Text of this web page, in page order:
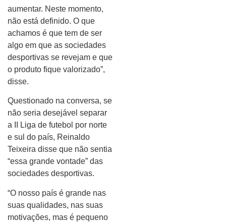
aumentar. Neste momento,
não está definido. O que
achamos é que tem de ser
algo em que as sociedades
desportivas se revejam e que
o produto fique valorizado”,
disse.
Questionado na conversa, se
não seria desejável separar
a II Liga de futebol por norte
e sul do país, Reinaldo
Teixeira disse que não sentia
“essa grande vontade” das
sociedades desportivas.
“O nosso país é grande nas
suas qualidades, nas suas
motivações, mas é pequeno